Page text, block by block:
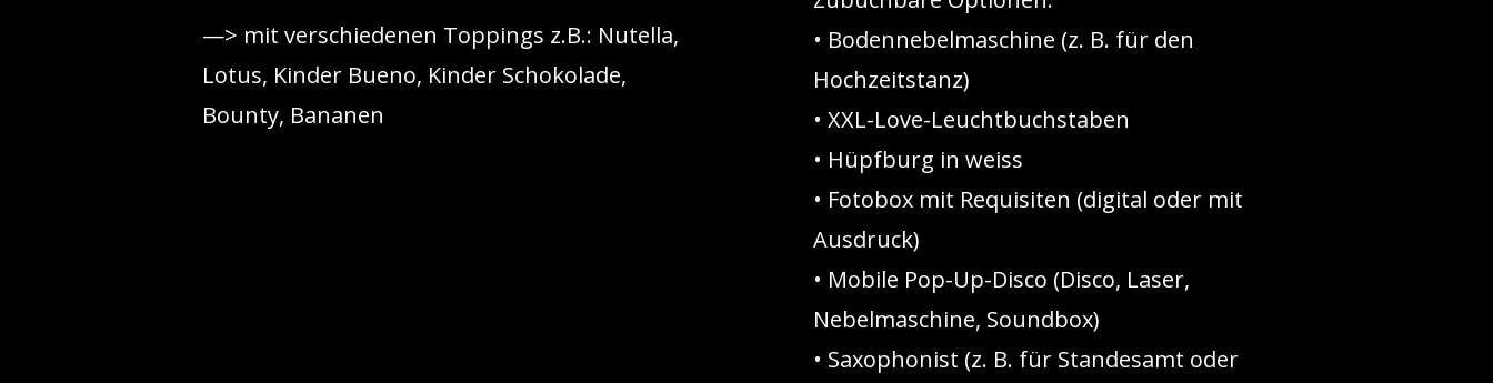
—> mit verschiedenen Toppings z.B.: Nutella,
Lotus, Kinder Bueno, Kinder Schokolade,
Bounty, Bananen
• Bodennebelmaschine (z. B. für den
Hochzeitstanz)
• XXL-Love-Leuchtbuchstaben
• Hüpfburg in weiss
• Fotobox mit Requisiten (digital oder mit
Ausdruck)
• Mobile Pop-Up-Disco (Disco, Laser,
Nebelmaschine, Soundbox)
• Saxophonist (z. B. für Standesamt oder